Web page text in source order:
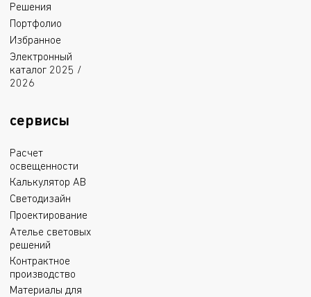
Решения
Портфолио
Избранное
Электронный
каталог 2025 /
2026
сервисы
Расчет
освещенности
Калькулятор АВ
Светодизайн
Проектирование
Ателье световых
решений
Контрактное
производство
Материалы для